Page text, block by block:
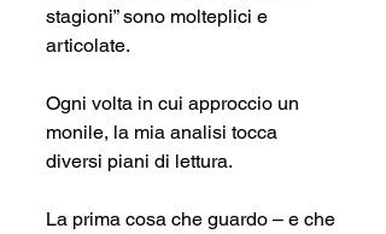
stagioni” sono molteplici e
articolate.
Ogni volta in cui approccio un
monile, la mia analisi tocca
diversi piani di lettura.
La prima cosa che guardo – e che